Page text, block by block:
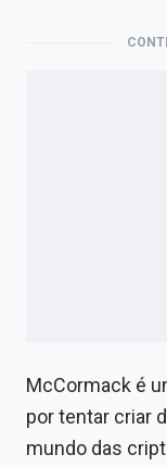
McCormack é
por tentar criar
mundo das